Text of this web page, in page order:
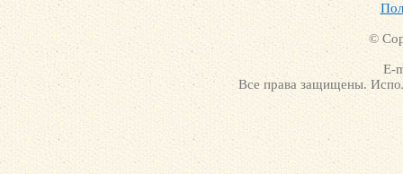
©
E-
Все права защищены.